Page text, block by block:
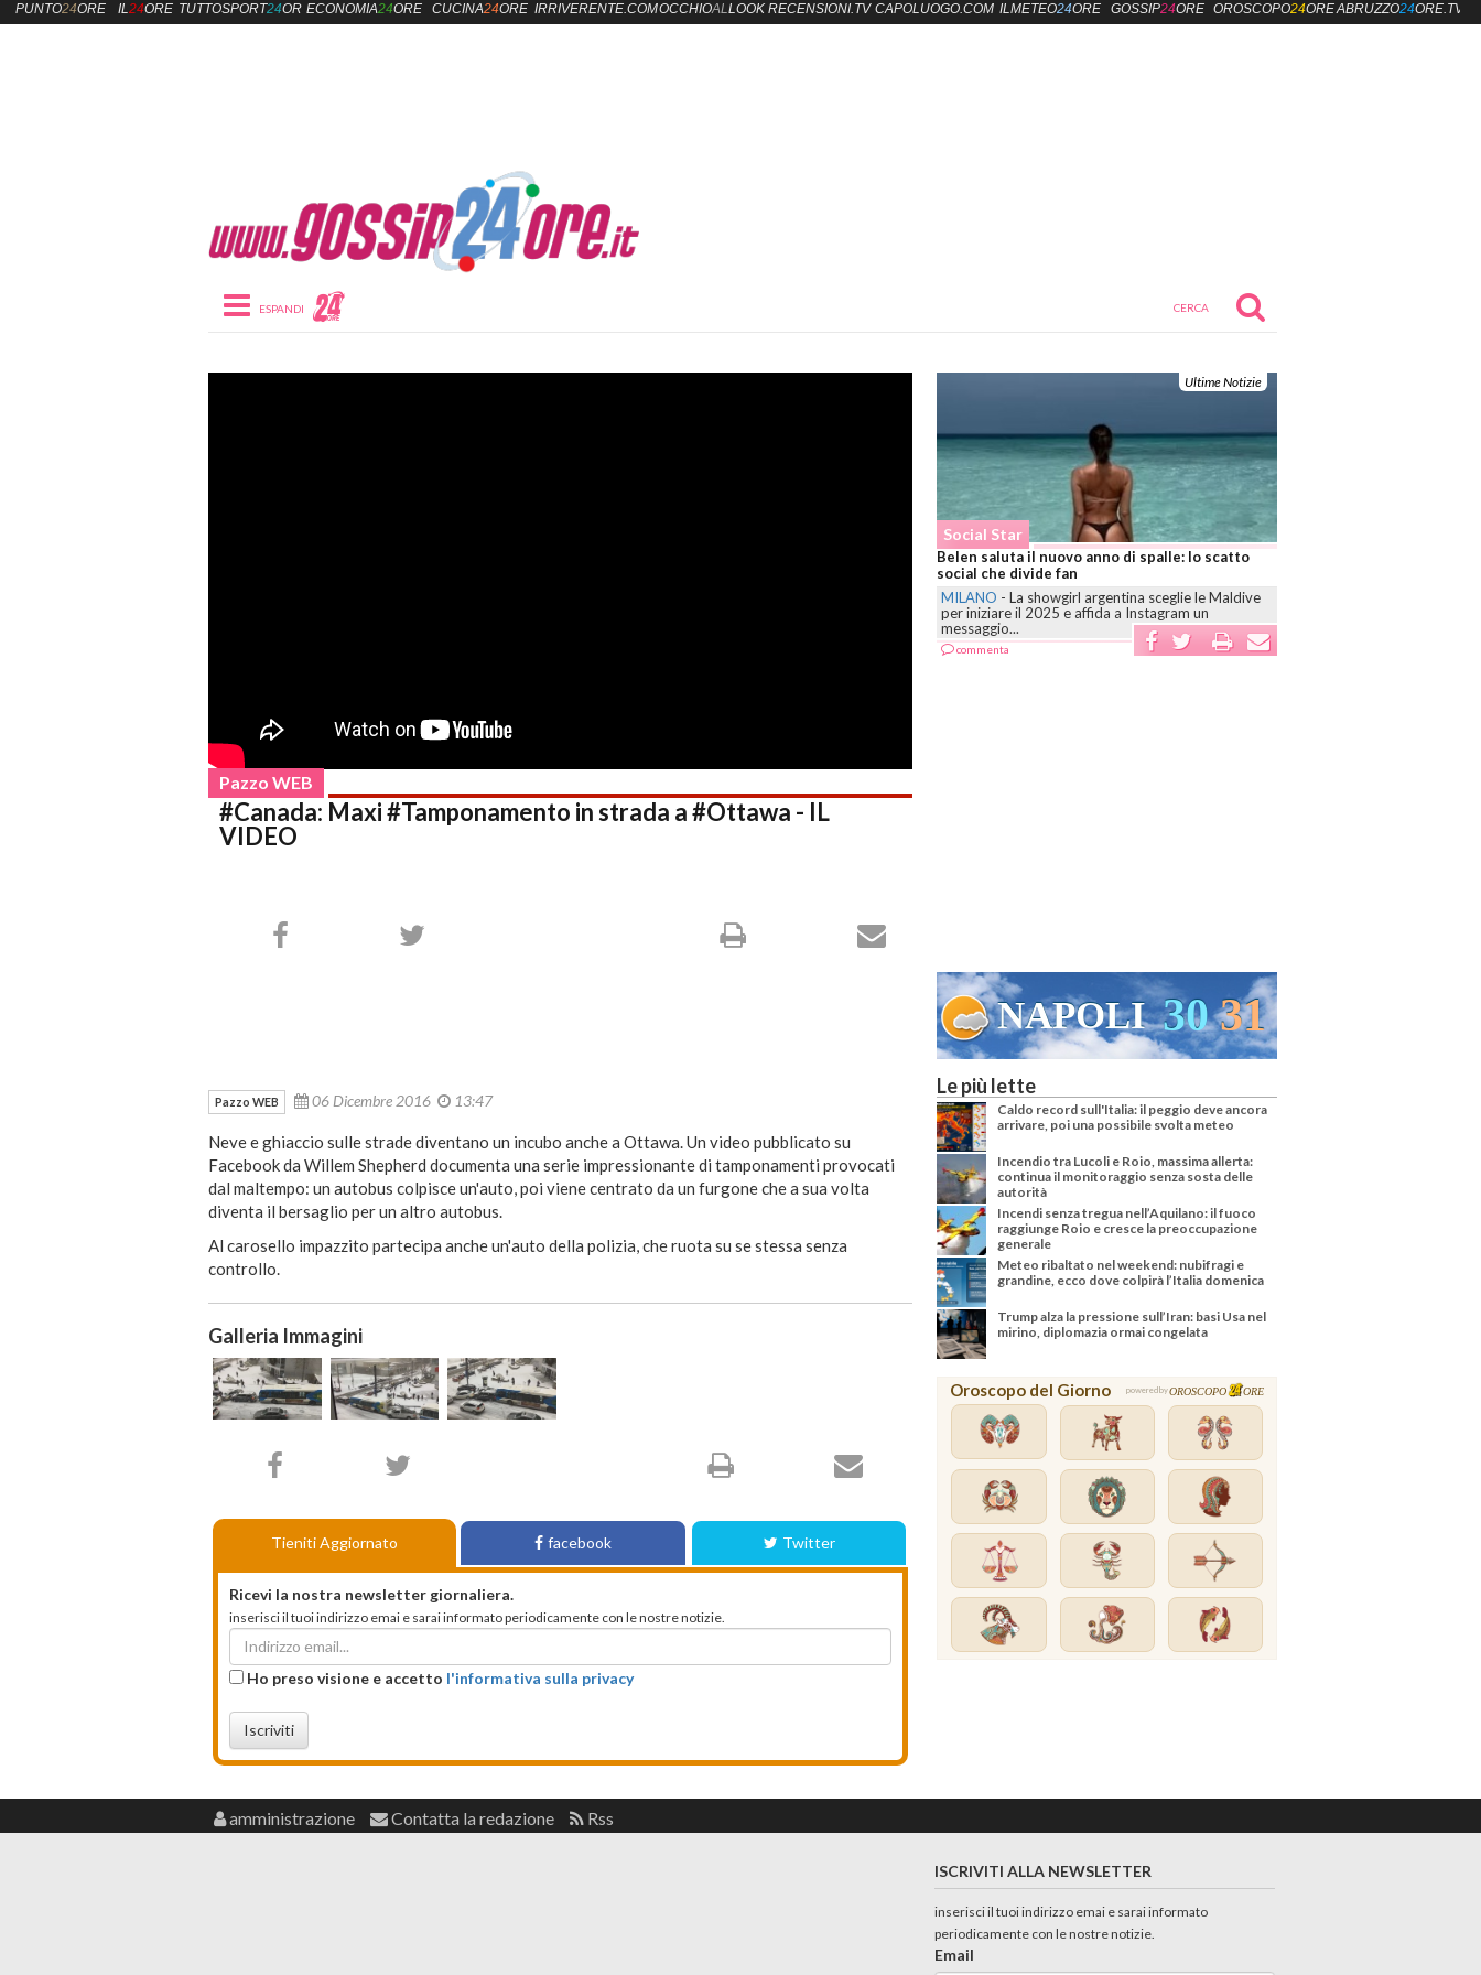
Toggle navigation
Pazzo WEB
#Canada: Maxi #Tamponamento in strada a #Ottawa - IL
VIDEO
Ultime Notizie
Social Star
Belen saluta il nuovo anno di spalle: lo scatto
social che divide fan
MILANO - La showgirl argentina sceglie le Maldive
per iniziare il 2025 e affida a Instagram un
messaggio...
commenta
NAPOLI 30 31
Pazzo WEB 06 Dicembre 2016 13:47
Neve e ghiaccio sulle strade diventano un incubo anche a Ottawa. Un video pubblicato su
Facebook da Willem Shepherd documenta una serie impressionante di tamponamenti provocati
dal maltempo: un autobus colpisce un'auto, poi viene centrato da un furgone che a sua volta
diventa il bersaglio per un altro autobus.
Al carosello impazzito partecipa anche un'auto della polizia, che ruota su se stessa senza
controllo.
Galleria Immagini
Tieniti Aggiornato facebook Twitter
Ricevi la nostra newsletter giornaliera.
inserisci il tuoi indirizzo emai e sarai informato periodicamente con le nostre notizie.
Ho preso visione e accetto l'informativa sulla privacy
Iscriviti
Le più lette
Caldo record sull'Italia: il peggio deve ancora
arrivare, poi una possibile svolta meteo
Incendio tra Lucoli e Roio, massima allerta:
continua il monitoraggio senza sosta delle
autorità
Incendi senza tregua nell’Aquilano: il fuoco
raggiunge Roio e cresce la preoccupazione
generale
Meteo ribaltato nel weekend: nubifragi e
grandine, ecco dove colpirà l’Italia domenica
Trump alza la pressione sull’Iran: basi Usa nel
mirino, diplomazia ormai congelata
Oroscopo del Giorno powered byOROSCOPO ORE
PUNTO24ORE IL24ORE TUTTOSPORT24OREECONOMIA24ORE CUCINA24ORE IRRIVERENTE.COMOCCHIOALLOOK RECENSIONI.TV CAPOLUOGO.COM ILMETEO24ORE GOSSIP24ORE OROSCOPO24OREABRUZZO24ORE.TV
amministrazione Contatta la redazione Rss
ISCRIVITI ALLA NEWSLETTER
inserisci il tuoi indirizzo emai e sarai informato
periodicamente con le nostre notizie.
Email